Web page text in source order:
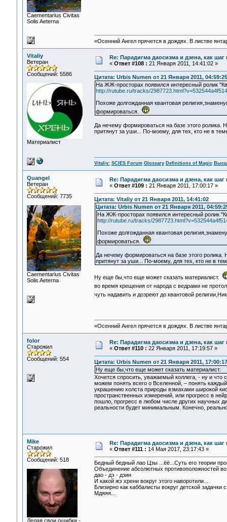
Сaementarius Civitas
Solis Aeterna
«Осенний Ангел прячется в дождях. В листве
Vitaliy
Ветеран
Сообщений: 5586
Материалист
Re: Парадигма даосизма и дзена, как
« Ответ #108 : 21 Января 2011, 14:41:02 »
Цитата: Urbis Numen от 21 Января 2011, 04:59:25
На ЖЖ-просторах появился интересный ролик
http://rutube.ru/tracks/
Похоже долгожданная квантовая
формироваться.
Да нечему формироваться на базе этого ролика.
притянут за уши... По-моему, для тех, кто не в
Vitaliy: SCIES Forum Glossary Definitions of Magic
Quangel
Ветеран
Сообщений: 7735
Сaementarius Civitas
Solis Aeterna
Re: Парадигма даосизма и дзена, как
« Ответ #109 : 21 Января 2011, 17:00:17 »
Цитата: Vitaliy от 21 Января 2011, 14:41:02
Цитата: Urbis Numen от 21 Января 2011,
На ЖЖ-просторах появился интересный ролик
http://rutube.ru/tracks/
Похоже долгожданная квантовая
формироваться.
Да нечему формироваться на базе этого ролика.
притянут за уши... По-моему, для тех, кто не в
Ну еще бы,что еще может сказать материалист.
во время крещения от народа с ведрами не
чуть надавить и дозреют до квантовой
«Осенний Ангел прячется в дождях. В листве
folor
Старожил
Сообщений: 554
Re: Парадигма даосизма и дзена, как
« Ответ #110 : 22 Января 2011, 17:19:57 »
Цитата: Urbis Numen от 21 Января 2011, 17:00:17
Ну еще бы,что еще может сказать материалист.
Хочется спросить, уважаемый коллега, - ну и что
можем понять всего о Вселенной, – понять
украшению холста природы взмахами широкой
пространственных измерений, или прогресс в
пошло, прогресс в любом числе других научных
реальности будет минимальным. Конечно,
Mike
Старожил
Сообщений: 518
Делая свои ошибки -
Re: Парадигма даосизма и дзена, как
« Ответ #111 : 14 Мая 2017, 23:17:43 »
Бедный бедный лао Цзы ...ёё...Суть его теории
Объединение абсолютных противоположностей
дао - дэ - дзин
И какой жэ хрени вокруг этого наворотили...
Близирно как каббалисты вокруг детской
Мдяяя...